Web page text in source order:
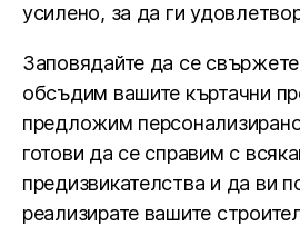
усилено, за да ги
Заповядайте да се
обсъдим вашите къртачни
предложим
готови да се справим с
предизвикателства и да ви
реализирате вашите